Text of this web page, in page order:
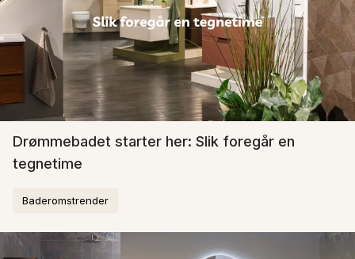
Drømmebadet starter her: Slik foregår en
tegnetime
Baderomstrender